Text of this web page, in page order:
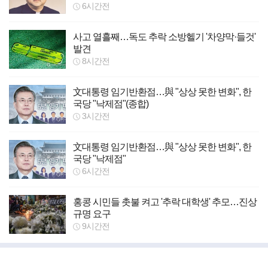
6시간전
사고 열흘째…독도 추락 소방헬기 '차양막·들것'
발견
8시간전
文대통령 임기반환점…與 "상상 못한 변화", 한
국당 "낙제점"(종합)
3시간전
文대통령 임기반환점…與 "상상 못한 변화", 한
국당 "낙제점"
6시간전
홍콩 시민들 촛불 켜고 '추락 대학생' 추모…진상
규명 요구
9시간전